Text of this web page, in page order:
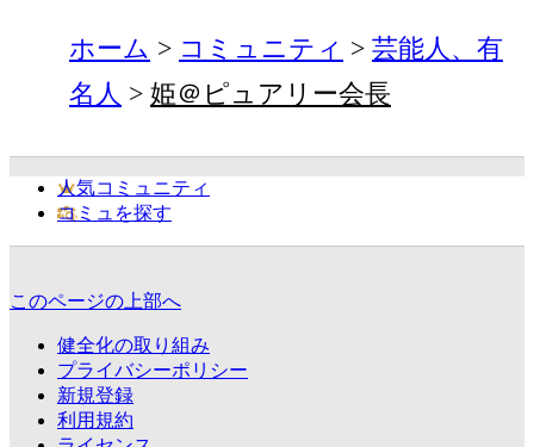
ホーム コミュニティ
芸能人、有
名人
姫＠ピュアリー会長
人気コミュニティ
コミュを探す
このページの上部へ
健全化の取り組み
プライバシーポリシー
新規登録
利用規約